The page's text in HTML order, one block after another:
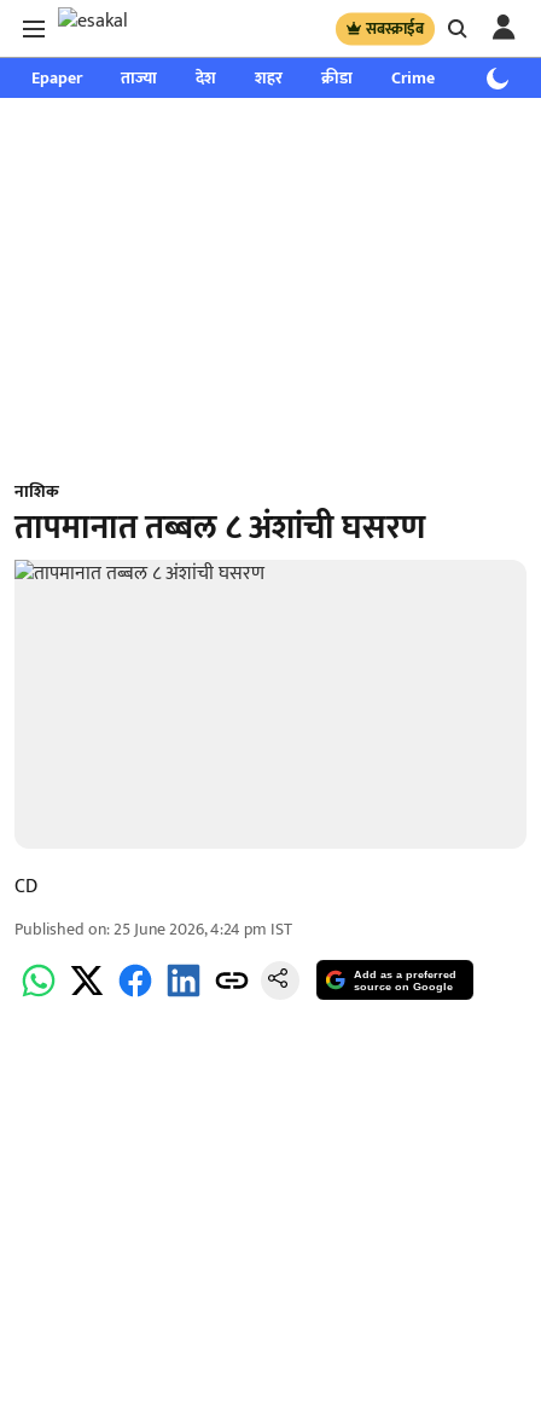
सबस्क्राईब
Epaper ताज्या देश शहर क्रीडा Crime साप्ताहिक
नाशिक
तापमानात तब्बल ८ अंशांची घसरण
CD
Published on:25 June 2026, 4:24 pm IST
Add as a preferred
source on Google